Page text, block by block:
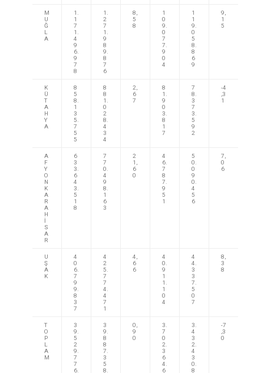
M
U
Ğ
L
A
1.
1
7
1.
4
9
6.
9
7
8
1.
2
7
1.
9
8
9.
8
7
6
8,
5
8
1
0
9.
0
7
7.
9
0
4
1
1
9.
0
5
8.
8
6
9
9,
1
5
K
Ü
T
A
H
Y
A
8
5
8.
1
3
5.
7
5
5
8
8
1.
0
2
8.
4
3
4
2,
6
7
8
1.
9
0
3.
8
1
7
7
8.
3
7
3.
5
9
2
-4
,3
1
A
F
Y
O
N
K
A
R
A
H
İ
S
A
R
6
3
3.
6
4
3.
5
1
8
7
7
0.
4
9
8.
1
6
3
2
1,
6
0
4
6.
7
8
7.
9
5
1
5
0.
0
9
0.
4
5
6
7,
0
6
U
Ş
A
K
4
0
6.
7
9
9.
8
3
7
4
2
5.
7
7
4.
4
7
1
4,
6
6
4
0.
9
1
1.
1
0
4
4
4.
3
3
7.
5
0
7
8,
3
8
T
O
P
L
A
M
3
9.
5
2
9.
7
7
6.
3
9.
8
8
7.
3
5
8.
0,
9
0
3.
7
0
2.
3
6
4.
6
3.
4
3
2.
4
3
0.
8
-7
,3
0